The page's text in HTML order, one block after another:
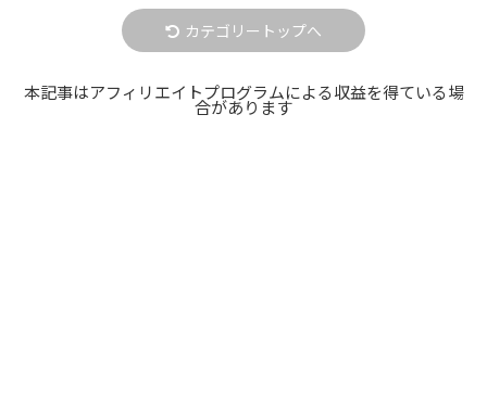
カテゴリートップへ
本記事はアフィリエイトプログラムによる収益を得ている場
合があります